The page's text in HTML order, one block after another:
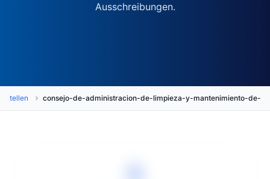
Ausschreibungen.
consejo-de-administracion-de-limpieza-y-mantenimiento-de-